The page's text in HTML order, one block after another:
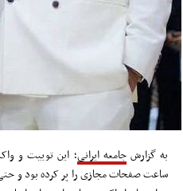
به گزارشجامعه ایرانی؛ این توییت و
ساعت صفحات مجازی را پر کرده بود و